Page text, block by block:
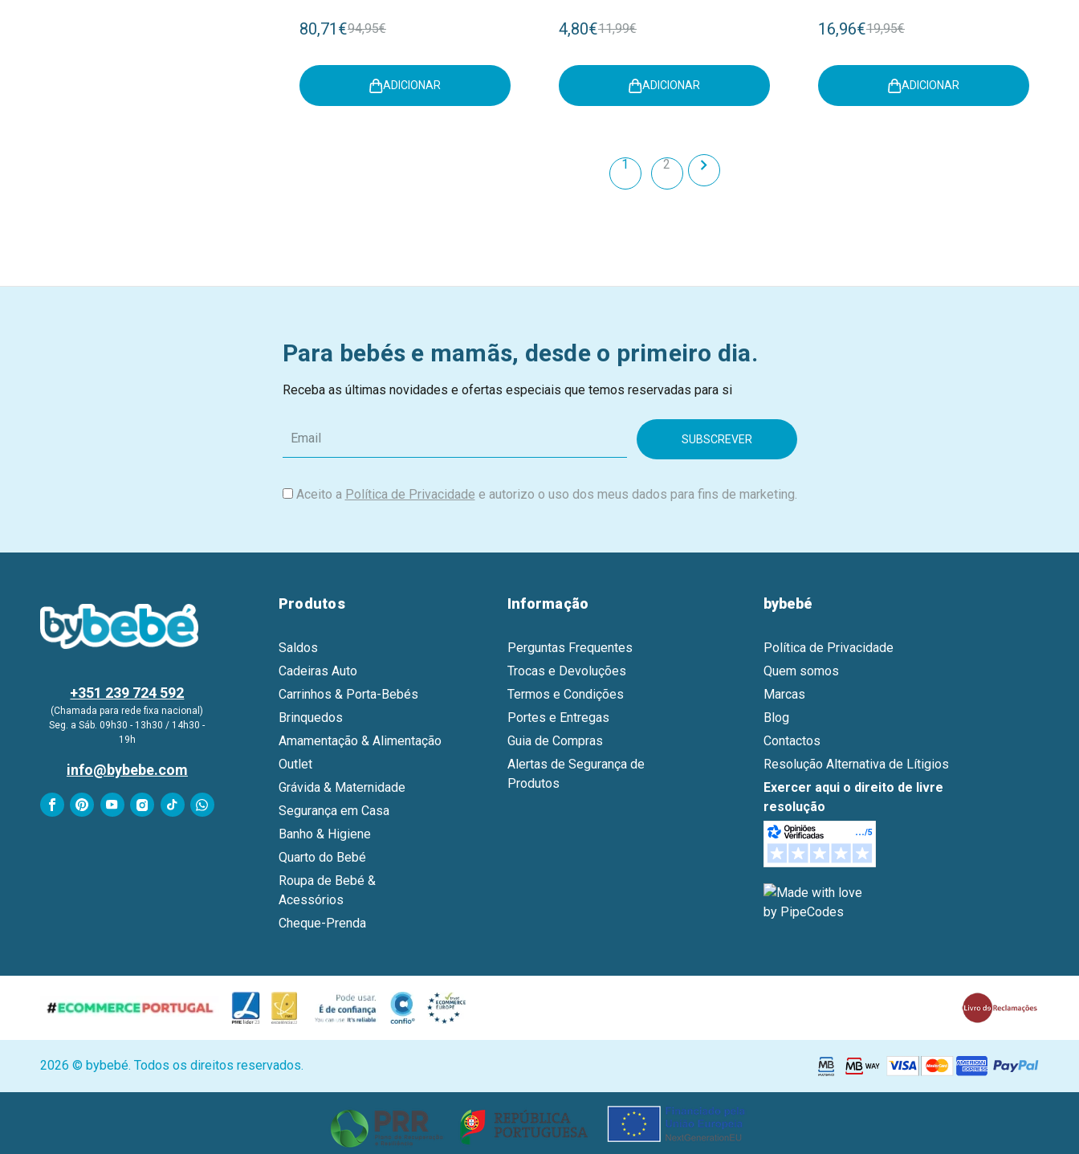
80,71€94,95€
ADICIONAR
4,80€11,99€
ADICIONAR
16,96€19,95€
ADICIONAR
1 2
Para bebés e mamãs, desde o primeiro dia.
Receba as últimas novidades e ofertas especiais que temos reservadas para si
m
i
Aceito a Política de Privacidade e autorizo o uso dos meus dados para fins de marketing.
+351 239 724 592
(Chamada para rede fixa nacional)
Seg. a Sáb. 09h30 - 13h30 / 14h30 -
19h
info@bybebe.com
Produtos
Saldos
Cadeiras Auto
Carrinhos & Porta-Bebés
Brinquedos
Amamentação & Alimentação
Outlet
Grávida & Maternidade
Segurança em Casa
Banho & Higiene
Quarto do Bebé
Roupa de Bebé &
Acessórios
Cheque-Prenda
Informação
Perguntas Frequentes
Trocas e Devoluções
Termos e Condições
Portes e Entregas
Guia de Compras
Alertas de Segurança de
Produtos
bybebé
Política de Privacidade
Quem somos
Marcas
Blog
Contactos
Resolução Alternativa de Lítigios
Exercer aqui o direito de livre
resolução
2026 © bybebé. Todos os direitos reservados.